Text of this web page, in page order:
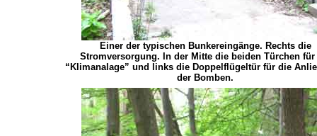
Einer der typischen Bunkereingänge. Rechts die
Stromversorgung. In der Mitte die beiden Türchen für
“Klimanalage” und links die Doppelflügeltür für die
der Bomben.